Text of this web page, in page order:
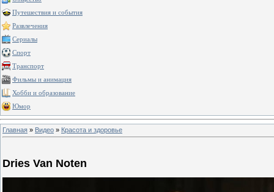
Путешествия и события
Развлечения
Сериалы
Спорт
Транспорт
Фильмы и анимация
Хобби и образование
Юмор
Главная » Видео » Красота и здоровье
Dries Van Noten